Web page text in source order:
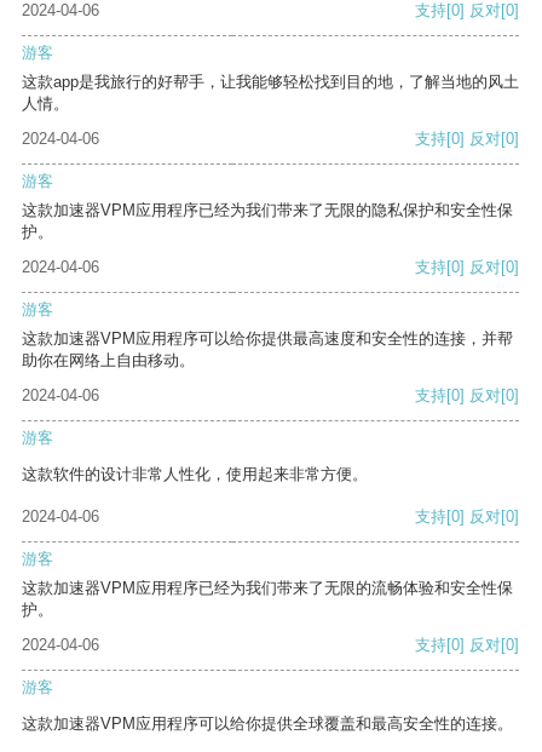
2024-04-06 支持[0] 反对[0]
游客
这款app是我旅行的好帮手，让我能够轻松找到目的地，了解当地的风土
人情。
2024-04-06
支持[0] 反对[0]
游客
这款加速器VPM应用程序已经为我们带来了无限的隐私保护和安全性保
护。
2024-04-06
支持[0] 反对[0]
游客
这款加速器VPM应用程序可以给你提供最高速度和安全性的连接，并帮
助你在网络上自由移动。
2024-04-06
支持[0] 反对[0]
游客
这款软件的设计非常人性化，使用起来非常方便。
2024-04-06 支持[0] 反对[0]
游客
这款加速器VPM应用程序已经为我们带来了无限的流畅体验和安全性保
护。
2024-04-06
支持[0] 反对[0]
游客
这款加速器VPM应用程序可以给你提供全球覆盖和最高安全性的连接。